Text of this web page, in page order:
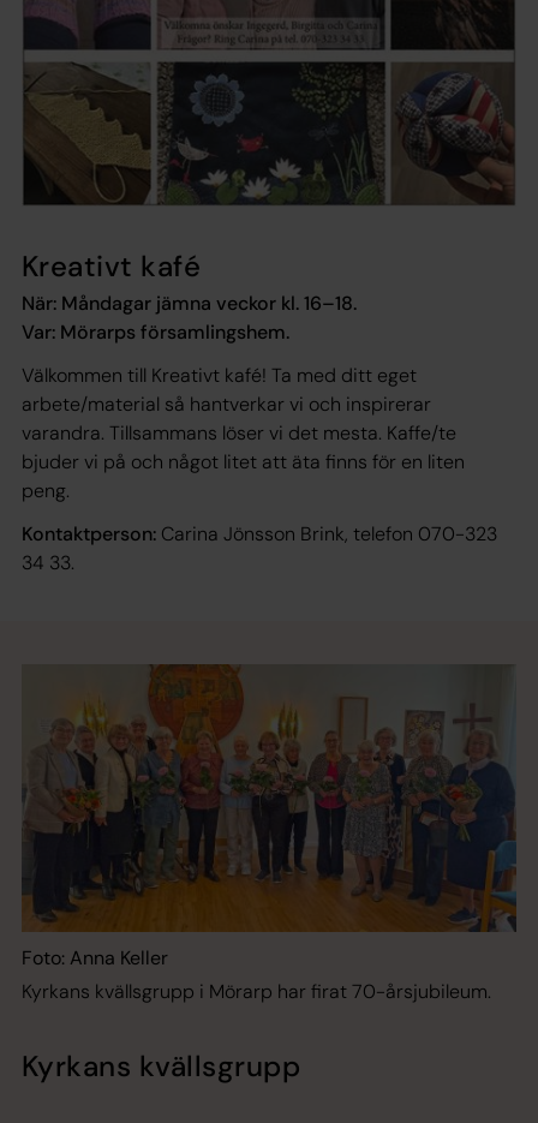
Kreativt kafé
När: Måndagar jämna veckor kl. 16–18.
Var: Mörarps församlingshem.
Välkommen till Kreativt kafé! Ta med ditt eget
arbete/material så hantverkar vi och inspirerar
varandra. Tillsammans löser vi det mesta. Kaffe/te
bjuder vi på och något litet att äta finns för en liten
peng.
Kontaktperson: Carina Jönsson Brink, telefon 070-323
34 33.
Foto: Anna Keller
Kyrkans kvällsgrupp i Mörarp har firat 70-årsjubileum.
Kyrkans kvällsgrupp